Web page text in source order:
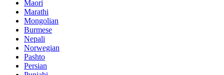
Maori
Marathi
Mongolian
Burmese
Nepali
Norwegian
Pashto
Persian